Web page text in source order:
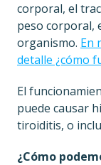
corporal, el
peso corporal,
organismo. En
detalle ¿cómo
El
puede causar
tiroiditis, o
¿Cómo